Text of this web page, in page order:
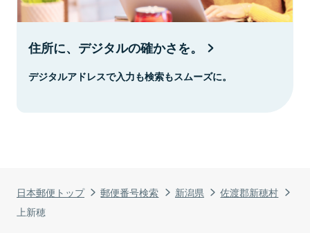
日本郵便トップ 郵便番号検索 新潟県
佐渡郡新穂村
上新穂
住所に、デジタルの確かさを。
デジタルアドレスで入力も検索もスムーズに。